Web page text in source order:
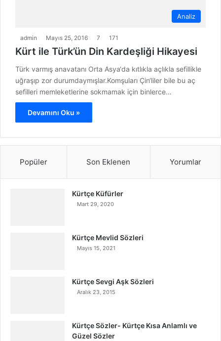
Analiz
admin Mayıs 25, 2016 7 171
Kürt ile Türk’ün Din Kardeşliği Hikayesi
Türk varmış anavatanı Orta Asya‘da kıtlıkla açlıkla sefillikle
uğraşıp zor durumdaymışlar.Komşuları Çin‘liler bile bu aç
sefilleri memleketlerine sokmamak için binlerce…
Devamını Oku »
Popüler Son Eklenen Yorumlar
Kürtçe Küfürler
Mart 29, 2020
Kürtçe Mevlid Sözleri
Mayıs 15, 2021
Kürtçe Sevgi Aşk Sözleri
Aralık 23, 2015
Kürtçe Sözler- Kürtçe Kısa Anlamlı ve
Güzel Sözler